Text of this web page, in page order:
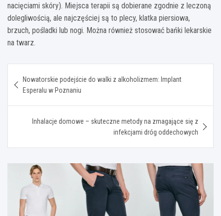
nacięciami skóry). Miejsca terapii są dobierane zgodnie z leczoną
dolegliwością, ale najczęściej są to plecy, klatka piersiowa,
brzuch, pośladki lub nogi. Można również stosować bańki lekarskie
na twarz.
wpisu
Nowatorskie podejście do walki z alkoholizmem: Implant
Esperalu w Poznaniu
Inhalacje domowe – skuteczne metody na zmagające się z
infekcjami dróg oddechowych